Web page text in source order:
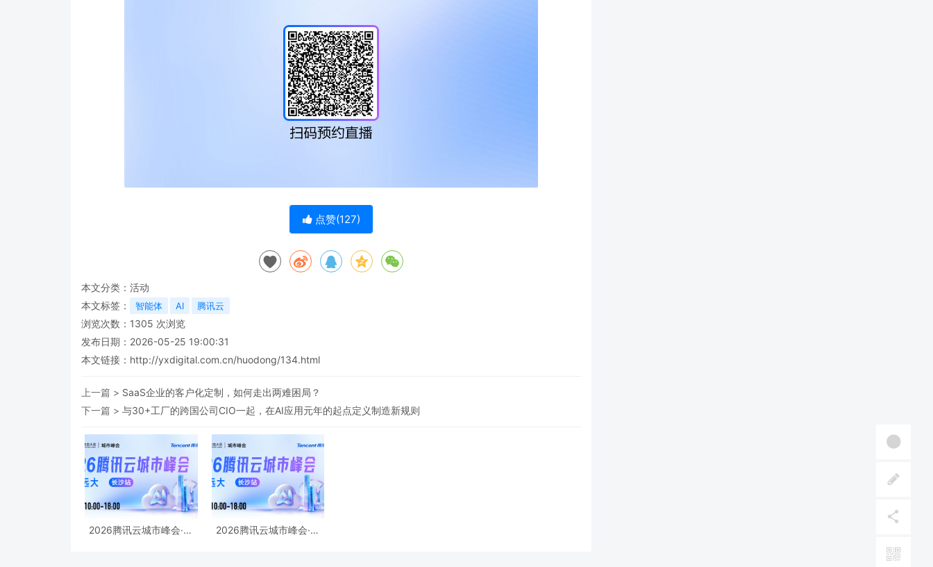
点赞(127)
本文分类： 活动
本文标签：
智能体 AI 腾讯云
浏览次数： 1305 次浏览
发布日期：2026-05-25 19:00:31
本文链接： http://yxdigital.com.cn/huodong/134.html
上一篇 > SaaS企业的客户化定制，如何走出两难困局？
下一篇 > 与30+工厂的跨国公司CIO一起，在AI应用元年的起点定义制造新规则
2026腾讯云城市峰会·长
2026腾讯云城市峰会·长